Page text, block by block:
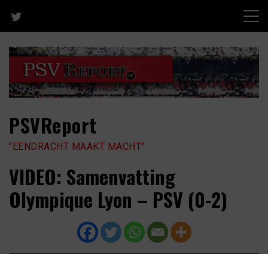
content
PSVReport
"EENDRACHT MAAKT MACHT"
VIDEO: Samenvatting
Olympique Lyon – PSV (0-2)